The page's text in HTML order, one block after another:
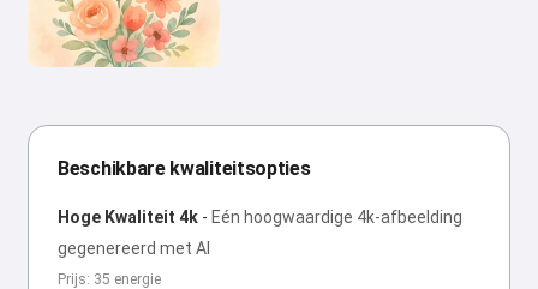
Beschikbare kwaliteitsopties
Hoge Kwaliteit 4k - Eén hoogwaardige 4k-afbeelding
gegenereerd met AI
Prijs: 35 energie